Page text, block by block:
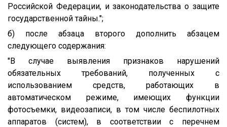
Российской Федерации, и законодательства о защите
государственной тайны.";
б) после абзаца второго дополнить абзацем
следующего содержания:
"В случае выявления признаков нарушений
обязательных требований, полученных с
использованием средств, работающих в
автоматическом режиме, имеющих функции
фотосъемки, видеозаписи, в том числе беспилотных
аппаратов (систем), в соответствии с перечнем